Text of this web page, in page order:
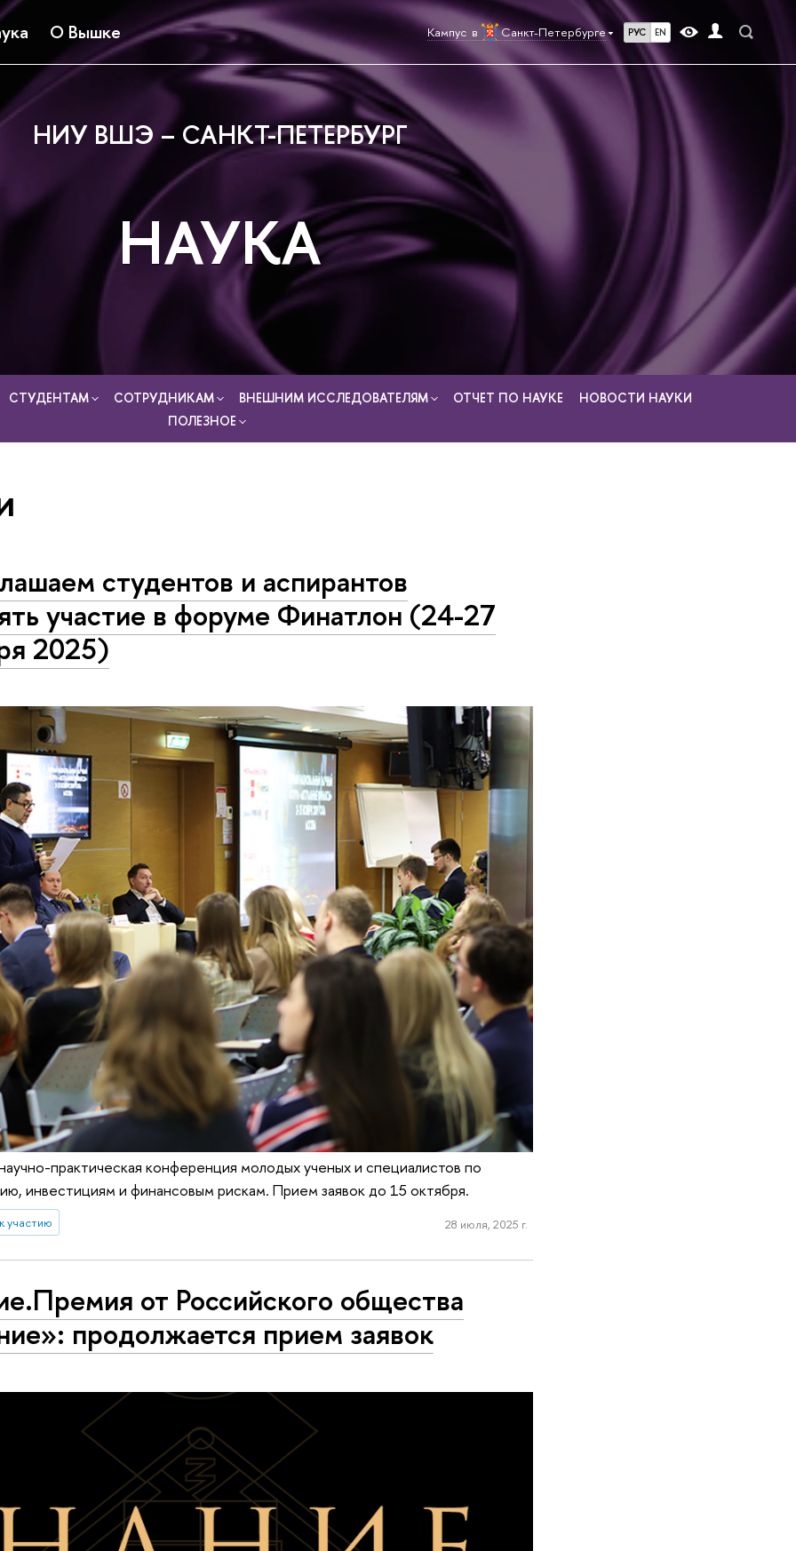
О Вышке Кампус в Санкт-Петербурге РУС EN
НИУ ВШЭ – САНКТ-ПЕТЕРБУРГ
НАУКА
СТУДЕНТАМ СОТРУДНИКАМ ВНЕШНИМ ИССЛЕДОВАТЕЛЯМ ОТЧЕТ ПО НАУКЕ
НОВОСТИ НАУКИ
ПОЛЕЗНОЕ
студентов и аспирантов
участие в форуме Финатлон (24-27
2025)
практическая конференция молодых ученых и специалистов по
инвестициям и финансовым рискам. Прием заявок до 15 октября.
участию 28 июля, 2025 г.
от Российского общества
продолжается прием заявок